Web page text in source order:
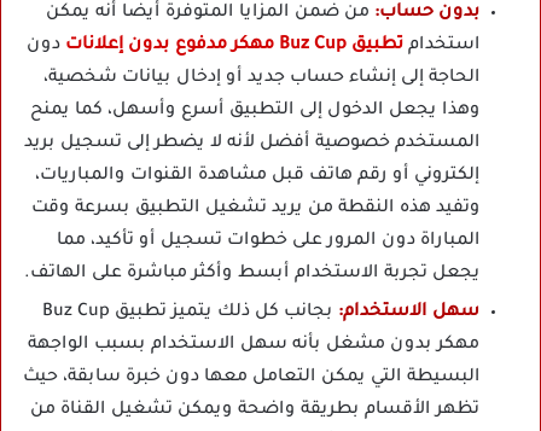
بدون حساب: من ضمن المزايا المتوفرة أيضا أنه يمكن
استخدام تطبيق Buz Cup مهكر مدفوع بدون إعلانات
دون
الحاجة إلى إنشاء حساب جديد أو إدخال بيانات شخصية،
وهذا يجعل الدخول إلى التطبيق أسرع وأسهل، كما يمنح
المستخدم خصوصية أفضل لأنه لا يضطر إلى تسجيل بريد
إلكتروني أو رقم هاتف قبل مشاهدة القنوات والمباريات،
وتفيد هذه النقطة من يريد تشغيل التطبيق بسرعة وقت
المباراة دون المرور على خطوات تسجيل أو تأكيد، مما
يجعل تجربة الاستخدام أبسط وأكثر مباشرة على الهاتف.
سهل الاستخدام:
بجانب كل ذلك يتميز تطبيق Buz Cup
مهكر بدون مشغل بأنه سهل الاستخدام بسبب الواجهة
البسيطة التي يمكن التعامل معها دون خبرة سابقة، حيث
تظهر الأقسام بطريقة واضحة ويمكن تشغيل القناة من